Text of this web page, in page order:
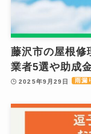
藤沢市の屋根修
業者5選や助成
2025年9月29日 雨漏